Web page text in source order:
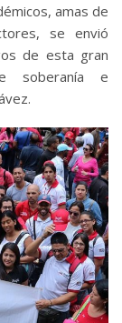
amas de
se envió
de esta gran
soberanía e